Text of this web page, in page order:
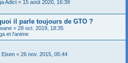
Adict « 15 août 2020, 16:39
il parle toujours de GTO ?
« 28 oct. 2019, 18:35
et l'anime
Eisen « 26 nov. 2015, 05:44